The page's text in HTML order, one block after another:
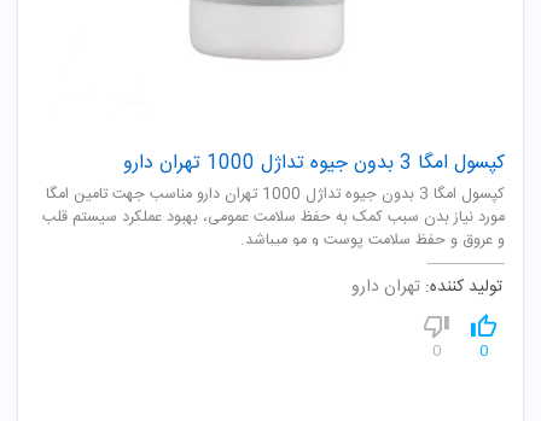
کپسول امگا 3 بدون جیوه تداژل 1000 تهران دارو
کپسول امگا 3 بدون جیوه تداژل 1000 تهران دارو مناسب جهت تامین امگا
مورد نیاز بدن سبب کمک به حفظ سلامت عمومی، بهبود عملکرد سیستم قلب
و عروق و حفظ سلامت پوست و مو میباشد.
تولید کننده: تهران دارو
0
0